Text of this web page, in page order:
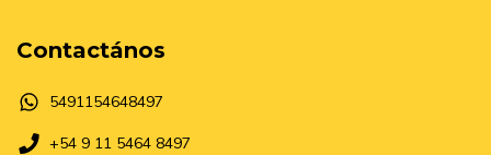
Contactános
5491154648497
+54 9 11 5464 8497